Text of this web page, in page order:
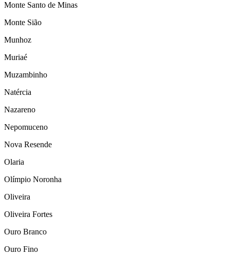
Monte Santo de Minas
Monte Sião
Munhoz
Muriaé
Muzambinho
Natércia
Nazareno
Nepomuceno
Nova Resende
Olaria
Olímpio Noronha
Oliveira
Oliveira Fortes
Ouro Branco
Ouro Fino